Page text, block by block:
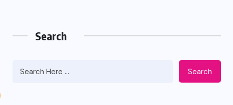
Search
Search